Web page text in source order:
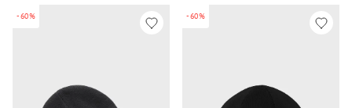
-60% -60%